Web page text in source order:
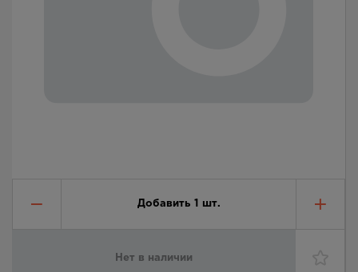
Добавить 1 шт.
Нет в наличии